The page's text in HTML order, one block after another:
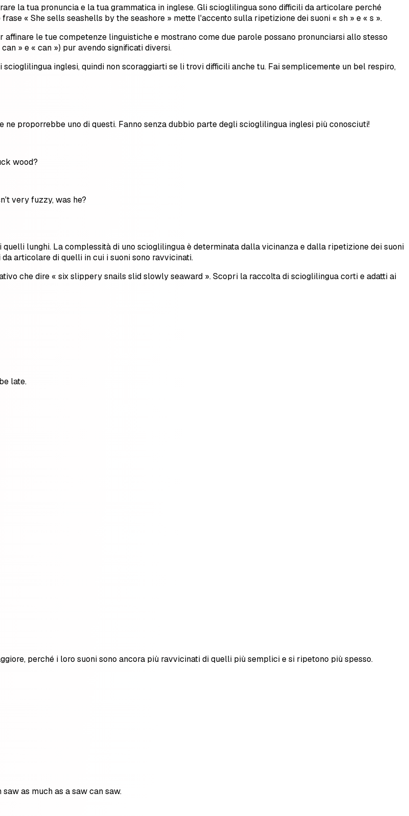
la tua pronuncia e la tua grammatica in inglese. Gli scioglilingua sono difficili da articolare perché
« She sells seashells by the seashore » mette l'accento sulla ripetizione dei suoni « sh » e « s ».
le tue competenze linguistiche e mostrano come due parole possano pronunciarsi allo stesso
» e « can ») pur avendo significati diversi.
inglesi, quindi non scoraggiarti se li trovi difficili anche tu. Fai semplicemente un bel respiro,
proporrebbe uno di questi. Fanno senza dubbio parte degli scioglilingua inglesi più conosciuti!
wood?
very fuzzy, was he?
lunghi. La complessità di uno scioglilingua è determinata dalla vicinanza e dalla ripetizione dei suoni
articolare di quelli in cui i suoni sono ravvicinati.
che dire « six slippery snails slid slowly seaward ». Scopri la raccolta di scioglilingua corti e adatti ai
late.
perché i loro suoni sono ancora più ravvicinati di quelli più semplici e si ripetono più spesso.
as much as a saw can saw.